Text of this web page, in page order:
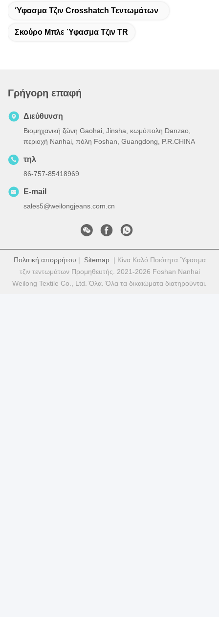
Ύφασμα Τζιν Crosshatch Τεντωμάτων
Σκούρο Μπλε Ύφασμα Τζιν TR
Γρήγορη επαφή
Διεύθυνση
Βιομηχανική ζώνη Gaohai, Jinsha, κωμόπολη Danzao,
περιοχή Nanhai, πόλη Foshan, Guangdong, P.R.CHINA
τηλ
86-757-85418969
E-mail
sales5@weilongjeans.com.cn
Πολιτική απορρήτου | Sitemap| Κίνα Καλό Ποιότητα Ύφασμα
τζιν τεντωμάτων Προμηθευτής. 2021-2026 Foshan Nanhai
Weilong Textile Co., Ltd. Όλα. Όλα τα δικαιώματα διατηρούνται.